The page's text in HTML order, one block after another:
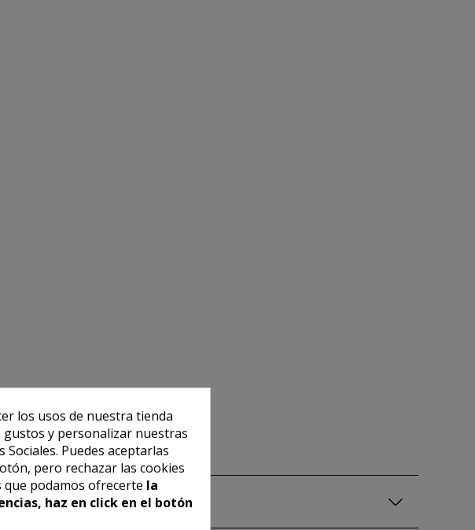
los usos de nuestra tienda
y personalizar nuestras
Puedes aceptarlas
pero rechazar las cookies
que podamos ofrecerte la
haz en click en el botón